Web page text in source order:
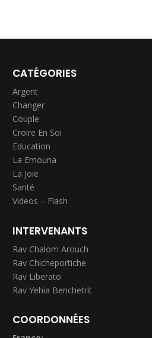
CATÉGORIES
Argent
Changer
Couple
Croire En Soi
Education
La Emouna
La Joie
Santé
Videos – Flash
INTERVENANTS
Rav Chalom Arouch
Rav Chicheportiche
Rav Liberato
Rav Yehia Benchetrit
COORDONNÉES